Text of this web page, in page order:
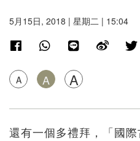
5月15日, 2018 | 星期二 | 15:04
A A A
還有一個多禮拜，「國